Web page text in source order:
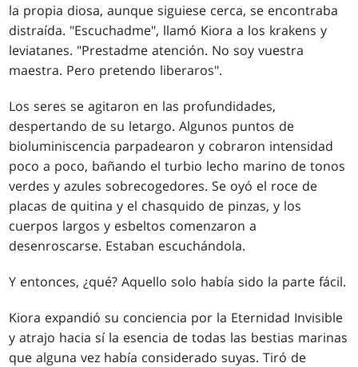
la propia diosa, aunque siguiese cerca, se encontraba
distraída. "Escuchadme", llamó Kiora a los krakens y
leviatanes. "Prestadme atención. No soy vuestra
maestra. Pero pretendo liberaros".
Los seres se agitaron en las profundidades,
despertando de su letargo. Algunos puntos de
bioluminiscencia parpadearon y cobraron intensidad
poco a poco, bañando el turbio lecho marino de tonos
verdes y azules sobrecogedores. Se oyó el roce de
placas de quitina y el chasquido de pinzas, y los
cuerpos largos y esbeltos comenzaron a
desenroscarse. Estaban escuchándola.
Y entonces, ¿qué? Aquello solo había sido la parte fácil.
Kiora expandió su conciencia por la Eternidad Invisible
y atrajo hacia sí la esencia de todas las bestias marinas
que alguna vez había considerado suyas. Tiró de